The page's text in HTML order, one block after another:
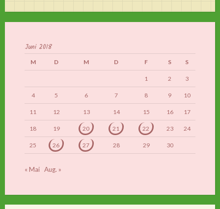
Juni 2018
M D M D F S S
1 2 3
4 5 6 7 8 9 10
11 12 13 14 15 16 17
18 19 20 21 22 23 24
25 26 27 28 29 30
« Mai Aug. »